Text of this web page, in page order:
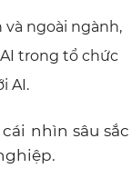
và ngoài ngành,
trong tổ chức
AI.
nhìn sâu